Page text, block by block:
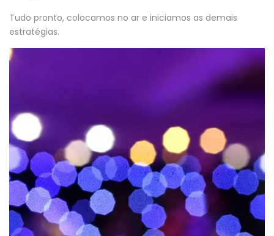
Tudo pronto, colocamos no ar e iniciamos as demais
estratégias.